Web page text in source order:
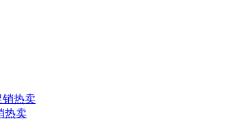
销热卖
热卖